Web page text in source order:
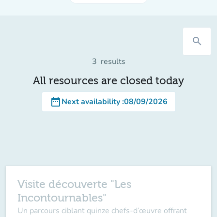
search
3 results
All resources are closed today
date_rangeNext availability:08/09/2026
Visite découverte "Les
Incontournables"
Un parcours ciblant quinze chefs-d’œuvre offrant